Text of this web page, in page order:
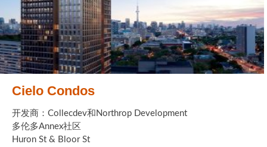
Cielo Condos
开发商：Collecdev和Northrop Development
多伦多Annex社区
Huron St & Bloor St